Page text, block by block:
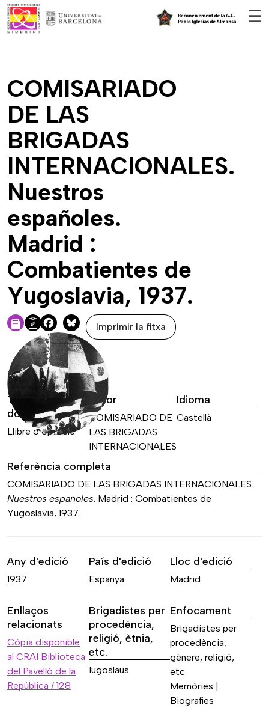
☰
COMISARIADO
DE LAS
BRIGADAS
INTERNACIONALES.
Nuestros
españoles.
Madrid :
Combatientes de
Yugoslavia, 1937.
Facebook
Bluesky
Imprimir la fitxa
DADES DE LA FONT
Tipus de font
documental
Llibre o opuscle
Autor
COMISARIADO DE
LAS BRIGADAS
INTERNACIONALES
Idioma
Castellà
Referència completa
COMISARIADO DE LAS BRIGADAS INTERNACIONALES.
Nuestros españoles. Madrid : Combatientes de
Yugoslavia, 1937.
Any d'edició
1937
País d'edició
Espanya
Lloc d'edició
Madrid
Enllaços
relacionats
Còpia disponible
al CRAI Biblioteca
del Pavelló de la
República / 128
Brigadistes per
procedència,
religió, ètnia,
etc.
Iugoslaus
Enfocament
Brigadistes per
procedència,
gènere, religió,
etc.
Memòries |
Biografies